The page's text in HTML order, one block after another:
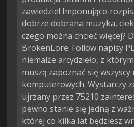
zawiedzie! Imponująco
dobrze dobrana muzyka,
czego można chcieć więcej?
BrokenLore: Follow napisy
niemalże arcydzieło, z
muszą zapoznać się wszyscy
komputerowych. Wystarczy
ujrzany przez 75210
pewno stanie się jedną z
której co kilka lat będziesz